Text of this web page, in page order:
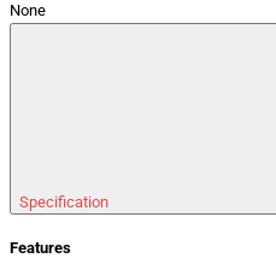
None
Specification
Features